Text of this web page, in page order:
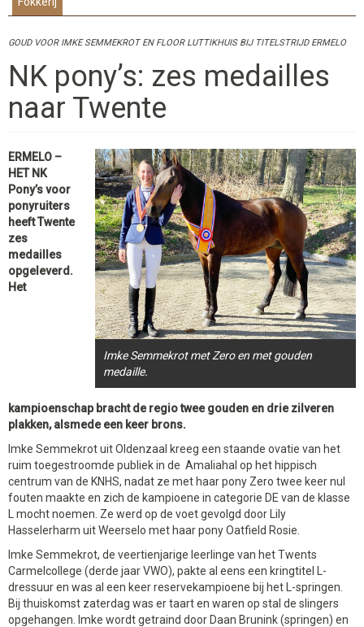
GOUD VOOR IMKE SEMMEKROT EN FLOOR LUTTIKHUIS BIJ TITELSTRIJD ERMELO
NK pony’s: zes medailles
naar Twente
Imke Semmekrot met Zero en met gouden
medaille.
ERMELO –
HET NK
Pony’s voor
ponyruiters
heeft Twente
zes
medailles
opgeleverd.
Het
kampioenschap bracht de regio twee gouden en drie zilveren
plakken, alsmede een keer brons.
Imke Semmekrot uit Oldenzaal kreeg een staande ovatie van het
ruim toegestroomde publiek in de Amaliahal op het hippisch
centrum van de KNHS, nadat ze met haar pony Zero twee keer nul
fouten maakte en zich de kampioene in categorie DE van de klasse
L mocht noemen. Ze werd op de voet gevolgd door Lily
Hasselerharm uit Weerselo met haar pony Oatfield Rosie.
Imke Semmekrot, de veertienjarige leerlinge van het Twents
Carmelcollege (derde jaar VWO), pakte al eens een kringtitel L-
dressuur en was al een keer reservekampioene bij het L-springen.
Bij thuiskomst zaterdag was er taart en waren op stal de slingers
opgehangen. Imke wordt getraind door Daan Brunink (springen) en